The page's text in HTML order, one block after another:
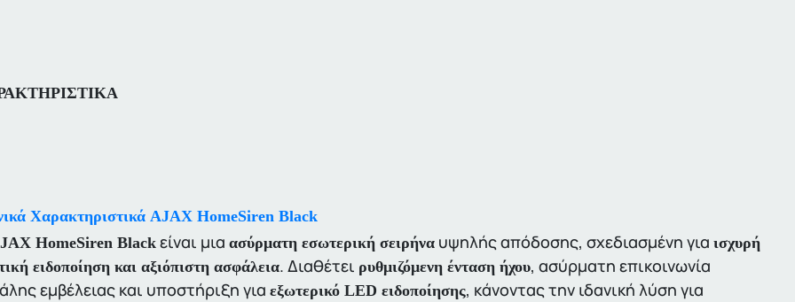
Χαρακτηριστικά AJAX HomeSiren Black
HomeSiren Blackείναι μια ασύρματη εσωτερική σειρήναυψηλής απόδοσης, σχεδιασμένη για ισχυρή
ειδοποίηση και αξιόπιστη ασφάλεια. Διαθέτει ρυθμιζόμενη ένταση ήχου, ασύρματη επικοινωνία
εμβέλειας και υποστήριξη για εξωτερικό LED ειδοποίησης, κάνοντας την ιδανική λύση για